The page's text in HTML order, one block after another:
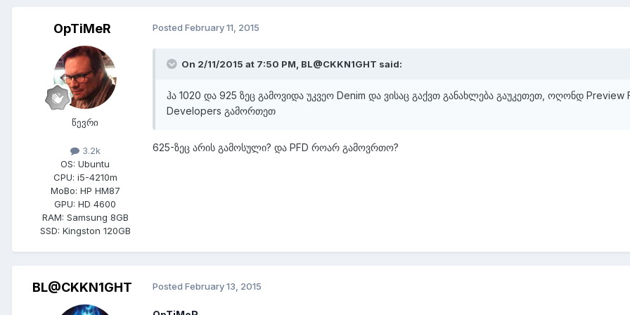
OpTiMeR
წევრი
3.2k
OS: Ubuntu
CPU: i5-4210m
MoBo: HP HM87
GPU: HD 4600
RAM: Samsung 8GB
SSD: Kingston 120GB
Posted February 11, 2015
On 2/11/2015 at 7:50 PM, BL@CKKN1GHT said:
ჰა 1020 და 925 ზეც გამოვიდა უკვეო Denim და ვისაც გაქვთ განახლება გაუკეთეთ, ოღონდ Preview
Developers გამორთეთ
625-ზეც არის გამოსული? და PFD როარ გამოვრთო?
BL@CKKN1GHT Posted February 13, 2015